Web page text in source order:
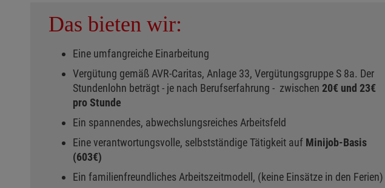
Das bieten wir:
Eine umfangreiche Einarbeitung
Vergütung gemäß AVR-Caritas, Anlage 33, Vergütungsgruppe S 8a. Der
Stundenlohn beträgt - je nach Berufserfahrung - zwischen 20€ und 23€
pro Stunde
Ein spannendes, abwechslungsreiches Arbeitsfeld
Eine verantwortungsvolle, selbstständige Tätigkeit auf Minijob-Basis
(603€)
Ein familienfreundliches Arbeitszeitmodell, (keine Einsätze in den Ferien)